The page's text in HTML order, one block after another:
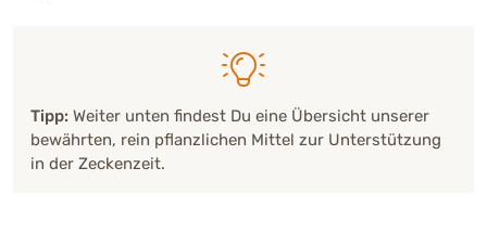
Tipp: Weiter unten findest Du eine Übersicht unserer
bewährten, rein pflanzlichen Mittel zur Unterstützung
in der Zeckenzeit.